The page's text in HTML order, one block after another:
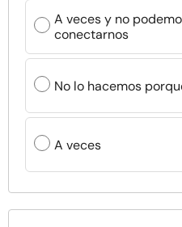
A veces y no
conectarnos
No lo hacemos
A veces